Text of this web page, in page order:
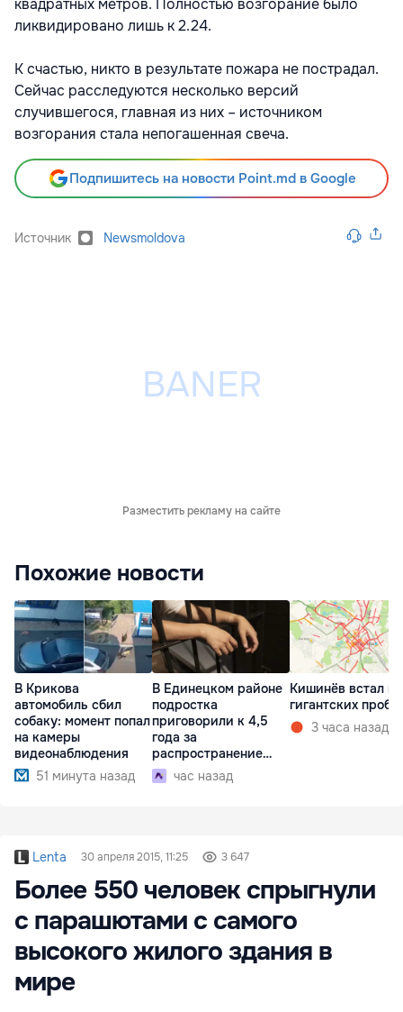
квадратных метров. Полностью возгорание было
ликвидировано лишь к 2.24.
К счастью, никто в результате пожара не пострадал.
Сейчас расследуются несколько версий
случившегося, главная из них – источником
возгорания стала непогашенная свеча.
Подпишитесь на новости Point.md в Google
Источник Newsmoldova
Разместить рекламу на сайте
Похожие новости
В Крикова
автомобиль сбил
собаку: момент попал
на камеры
видеонаблюдения
51 минута назад
В Единецком районе
подростка
приговорили к 4,5
года за
распространение
наркотиков
час назад
Кишинёв встал в
гигантских
3 часа назад
Lenta 30 апреля 2015, 11:25 3 647
Более 550 человек спрыгнули
с парашютами с самого
высокого жилого здания в
мире